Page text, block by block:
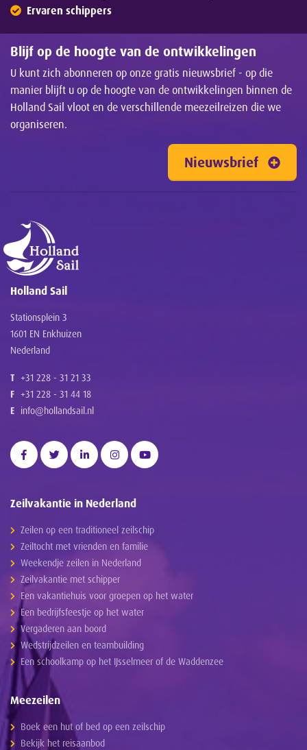
Ervaren schippers
Blijf op de hoogte van de ontwikkelingen
U kunt zich abonneren op onze gratis nieuwsbrief - op die
manier blijft u op de hoogte van de ontwikkelingen binnen de
Holland Sail vloot en de verschillende meezeilreizen die we
organiseren.
Nieuwsbrief
Holland Sail
Stationsplein 3
1601 EN Enkhuizen
Nederland
T +31 228 - 31 21 33
F +31 228 - 31 44 18
E info@hollandsail.nl
Zeilvakantie in Nederland
Zeilen op een traditioneel zeilschip
Zeiltocht met vrienden en familie
Weekendje zeilen in Nederland
Zeilvakantie met schipper
Een vakantiehuis voor groepen op het water
Een bedrijfsfeestje op het water
Vergaderen aan boord
Wedstrijdzeilen en teambuilding
Een schoolkamp op het IJsselmeer of de Waddenzee
Meezeilen
Boek een hut of bed op een zeilschip
Bekijk het reisaanbod